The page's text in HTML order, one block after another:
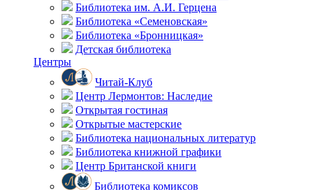
Библиотека им. А.И. Герцена
Библиотека «Семеновская»
Библиотека «Бронницкая»
Детская библиотека
Центры
Читай-Клуб
Центр Лермонтов: Наследие
Открытая гостиная
Открытые мастерские
Библиотека национальных литератур
Библиотека книжной графики
Центр Британской книги
Библиотека комиксов